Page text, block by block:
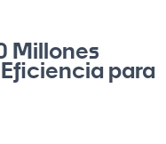
Millones
para
cada aventura? El